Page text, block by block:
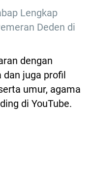
Lengkap
Deden di
dengan
juga profil
umur, agama
di YouTube.